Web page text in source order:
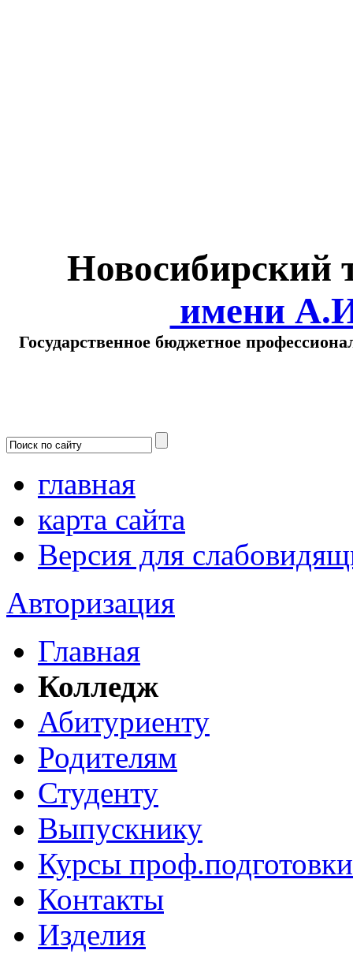
Новосибирский
имени
Государственное бюджетное
главная
карта сайта
Версия для
Авторизация
Главная
Колледж
Абитуриенту
Родителям
Студенту
Выпускнику
Курсы проф.подготовки
Контакты
Изделия